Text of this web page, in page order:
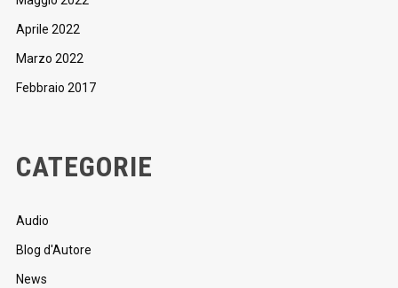
Aprile 2022
Marzo 2022
Febbraio 2017
CATEGORIE
Audio
Blog d'Autore
News